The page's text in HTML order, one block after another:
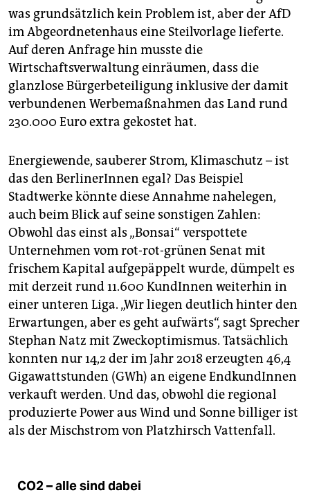
was grundsätzlich kein Problem ist, aber der AfD
im Abgeordnetenhaus eine Steilvorlage lieferte.
Auf deren Anfrage hin musste die
Wirtschaftsverwaltung einräumen, dass die
glanzlose Bürgerbeteiligung inklusive der damit
verbundenen Werbemaßnahmen das Land rund
230.000 Euro extra gekostet hat.
Energiewende, sauberer Strom, Klimaschutz – ist
das den BerlinerInnen egal? Das Beispiel
Stadtwerke könnte diese Annahme nahelegen,
auch beim Blick auf seine sonstigen Zahlen:
Obwohl das einst als „Bonsai“ verspottete
Unternehmen vom rot-rot-grünen Senat mit
frischem Kapital aufgepäppelt wurde, dümpelt es
mit derzeit rund 11.600 KundInnen weiterhin in
einer unteren Liga. „Wir liegen deutlich hinter den
Erwartungen, aber es geht aufwärts“, sagt Sprecher
Stephan Natz mit Zweck­optimismus. Tatsächlich
konnten nur 14,2 der im Jahr 2018 erzeugten 46,4
Gigawattstunden (GWh) an eigene EndkundInnen
verkauft werden. Und das, obwohl die regional
produzierte Power aus Wind und Sonne billiger ist
als der Mischstrom von Platzhirsch Vattenfall.
CO2 – alle sind dabei